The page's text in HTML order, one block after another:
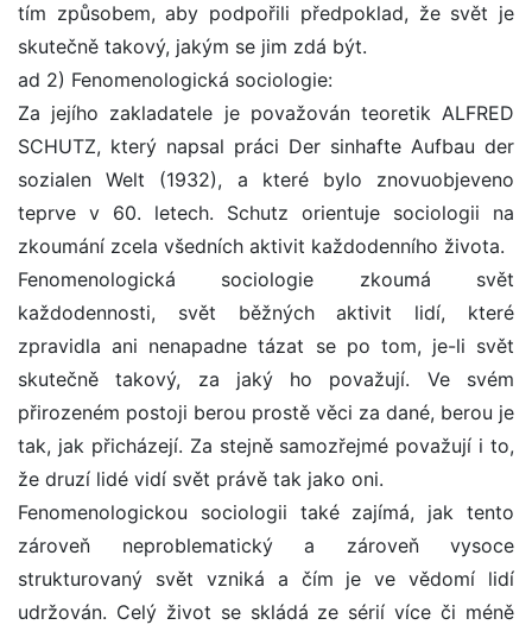
tím způsobem, aby podpořili předpoklad, že svět je
skutečně takový, jakým se jim zdá být.
ad 2) Fenomenologická sociologie:
Za jejího zakladatele je považován teoretik ALFRED
SCHUTZ, který napsal práci Der sinhafte Aufbau der
sozialen Welt (1932), a které bylo znovuobjeveno
teprve v 60. letech. Schutz orientuje sociologii na
zkoumání zcela všedních aktivit každodenního života.
Fenomenologická sociologie zkoumá svět
každodennosti, svět běžných aktivit lidí, které
zpravidla ani nenapadne tázat se po tom, je-li svět
skutečně takový, za jaký ho považují. Ve svém
přirozeném postoji berou prostě věci za dané, berou je
tak, jak přicházejí. Za stejně samozřejmé považují i to,
že druzí lidé vidí svět právě tak jako oni.
Fenomenologickou sociologii také zajímá, jak tento
zároveň neproblematický a zároveň vysoce
strukturovaný svět vzniká a čím je ve vědomí lidí
udržován. Celý život se skládá ze sérií více či méně